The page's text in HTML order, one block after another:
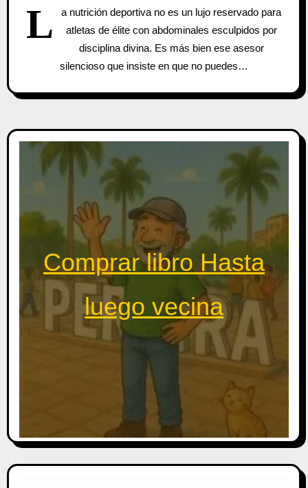
L
a nutrición deportiva no es un lujo reservado para
atletas de élite con abdominales esculpidos por
disciplina divina. Es más bien ese asesor
silencioso que insiste en que no puedes…
Comprar libro Hasta
luego vecina